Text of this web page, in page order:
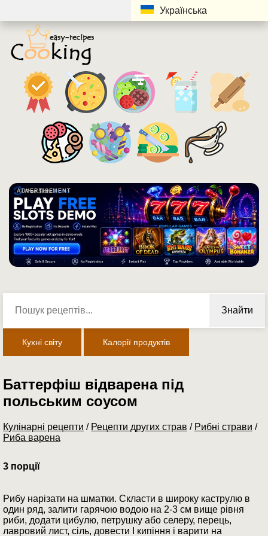
Українська
ADVERTISEMENT
Знайти
Кухні світу Калорії продуктів
Баттерфіш відварена під
польським соусом
Кулінарні рецепти / Рецепти других страв / Рибні страви /
Риба варена
3 порції
Рибу нарізати на шматки. Скласти в широку каструлю в
один ряд, залити гарячою водою на 2-3 см вище рівня
риби, додати цибулю, петрушку або селеру, перець,
лавровий лист, сіль, довести I кипіння і варити на